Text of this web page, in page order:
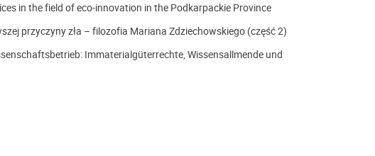
in the field of eco-innovation in the Podkarpackie Province
przyczyny zła – filozofia Mariana Zdziechowskiego (część 2)
Immaterialgüterrechte, Wissensallmende und